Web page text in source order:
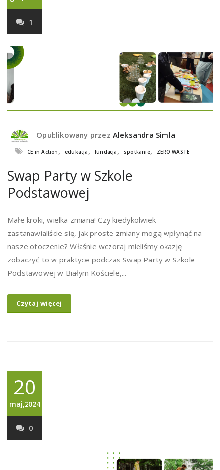
1
Opublikowany przez Aleksandra Simla
CE in Action , edukacja , fundacja , spotkanie, ZERO WASTE
Swap Party w Szkole
Podstawowej
Małe kroki, wielka zmiana! Czy kiedykolwiek
zastanawialiście się, jak proste zmiany mogą wpłynąć na
nasze otoczenie? Właśnie wczoraj mieliśmy okazję
zobaczyć to w praktyce podczas Swap Party w Szkole
Podstawowej w Białym Kościele,...
Czytaj więcej
20
maj,2024
0